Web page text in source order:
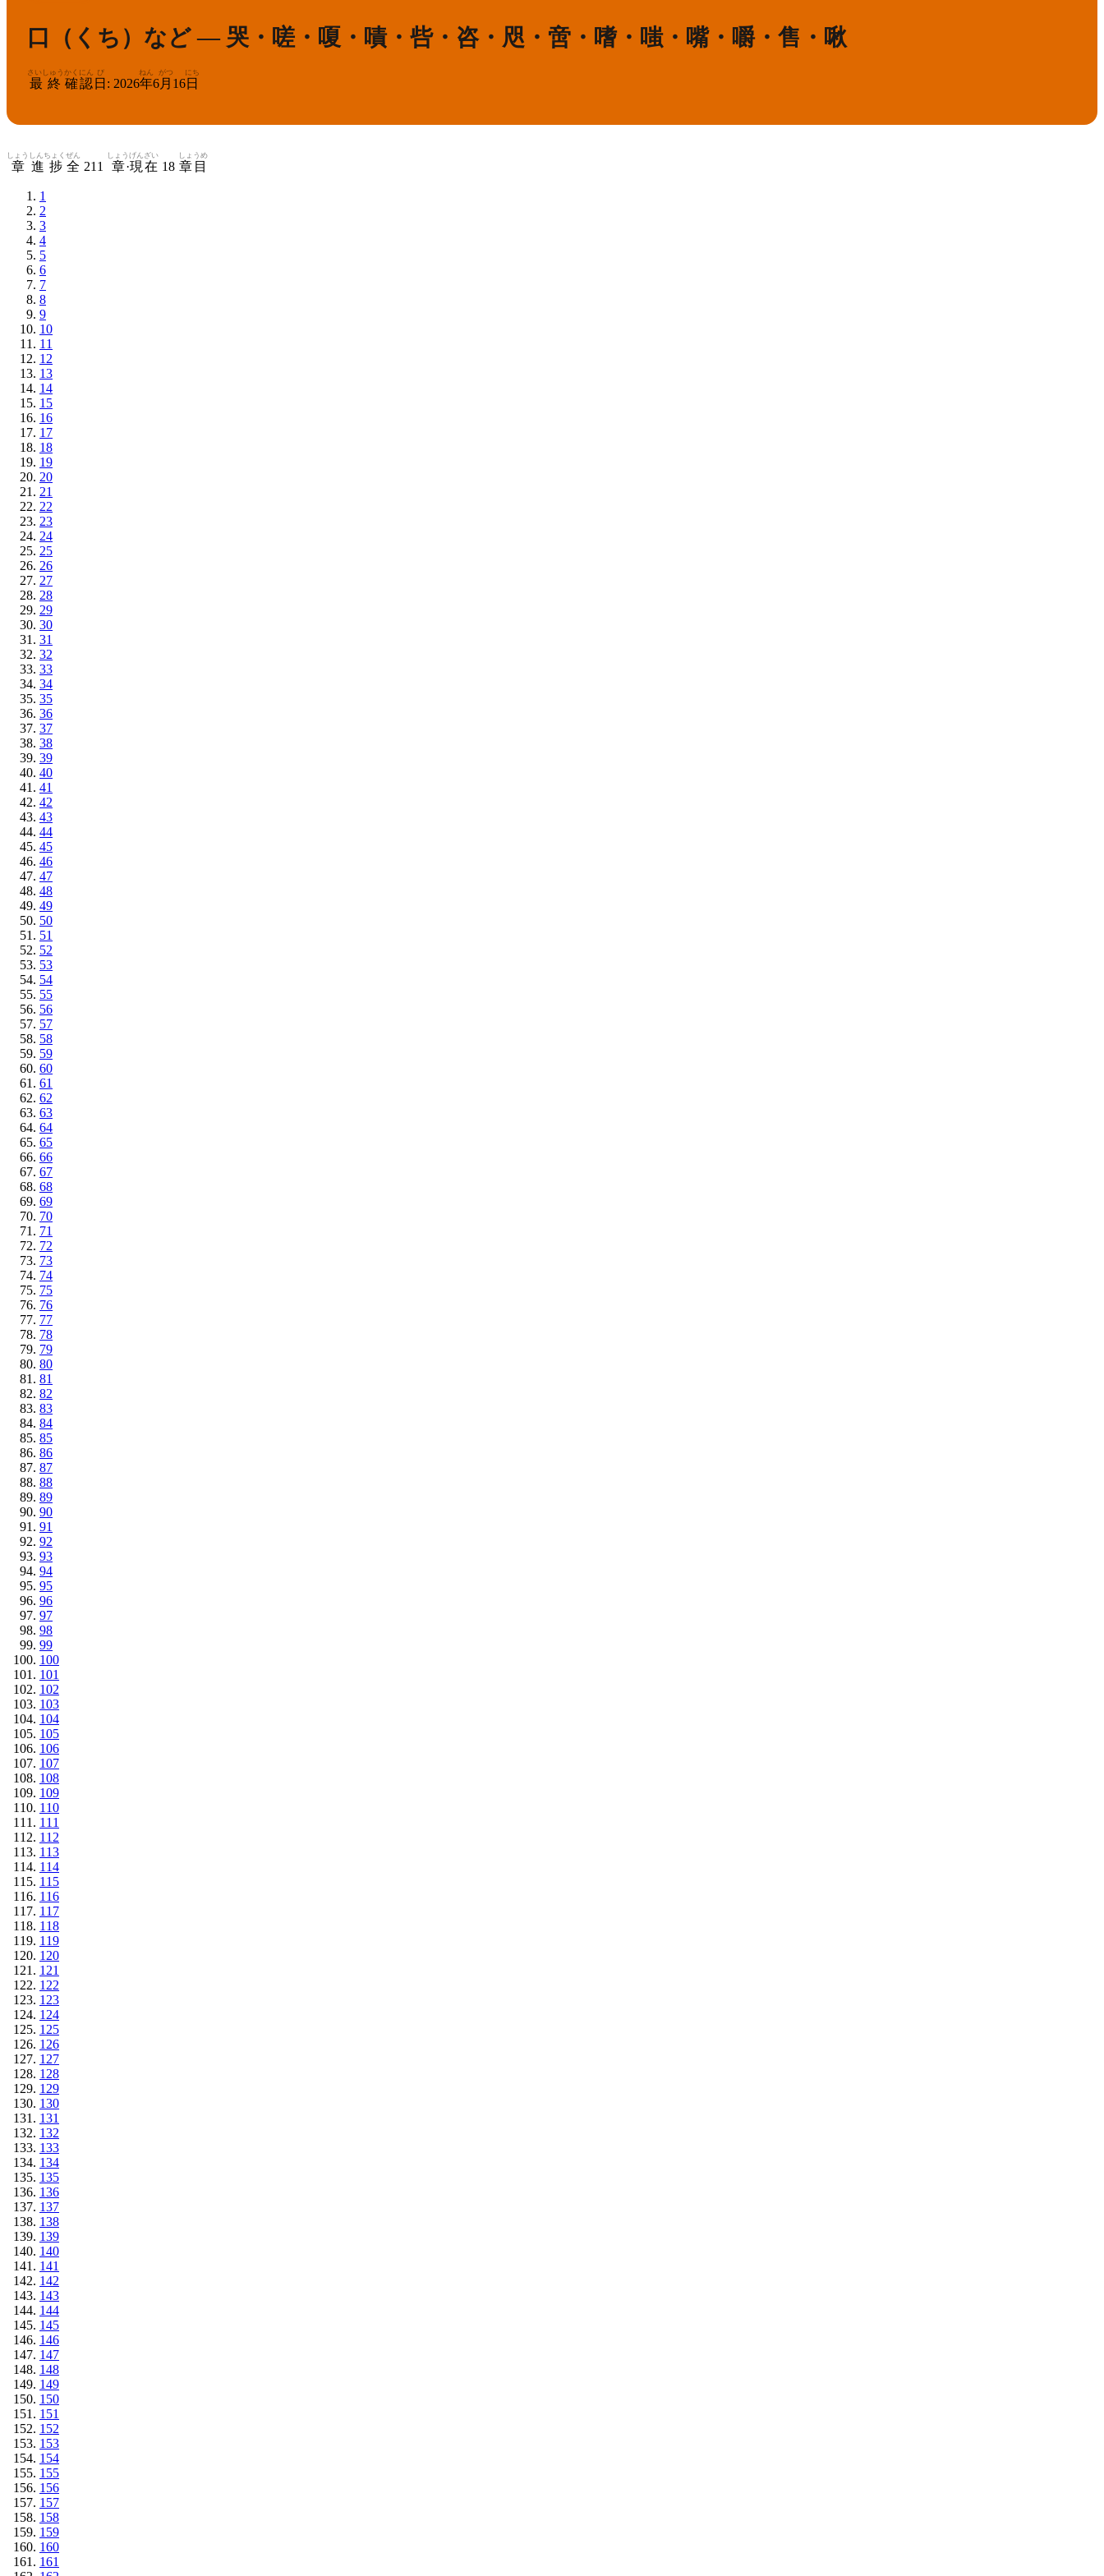
口（くち）など — 哭・嗟・嗄・嘖・呰・咨・咫・啻・嗜・嗤・嘴・嚼・售・啾
最終
さいしゅう
確認
かくにん
日
び
: 2026年
ねん
6月
がつ
16日
にち
章
しょう
進捗
しんちょく
全
ぜん
211 章
しょう
·現在
げんざい
18 章目
しょうめ
1
2
3
4
5
6
7
8
9
10
11
12
13
14
15
16
17
18
19
20
21
22
23
24
25
26
27
28
29
30
31
32
33
34
35
36
37
38
39
40
41
42
43
44
45
46
47
48
49
50
51
52
53
54
55
56
57
58
59
60
61
62
63
64
65
66
67
68
69
70
71
72
73
74
75
76
77
78
79
80
81
82
83
84
85
86
87
88
89
90
91
92
93
94
95
96
97
98
99
100
101
102
103
104
105
106
107
108
109
110
111
112
113
114
115
116
117
118
119
120
121
122
123
124
125
126
127
128
129
130
131
132
133
134
135
136
137
138
139
140
141
142
143
144
145
146
147
148
149
150
151
152
153
154
155
156
157
158
159
160
161